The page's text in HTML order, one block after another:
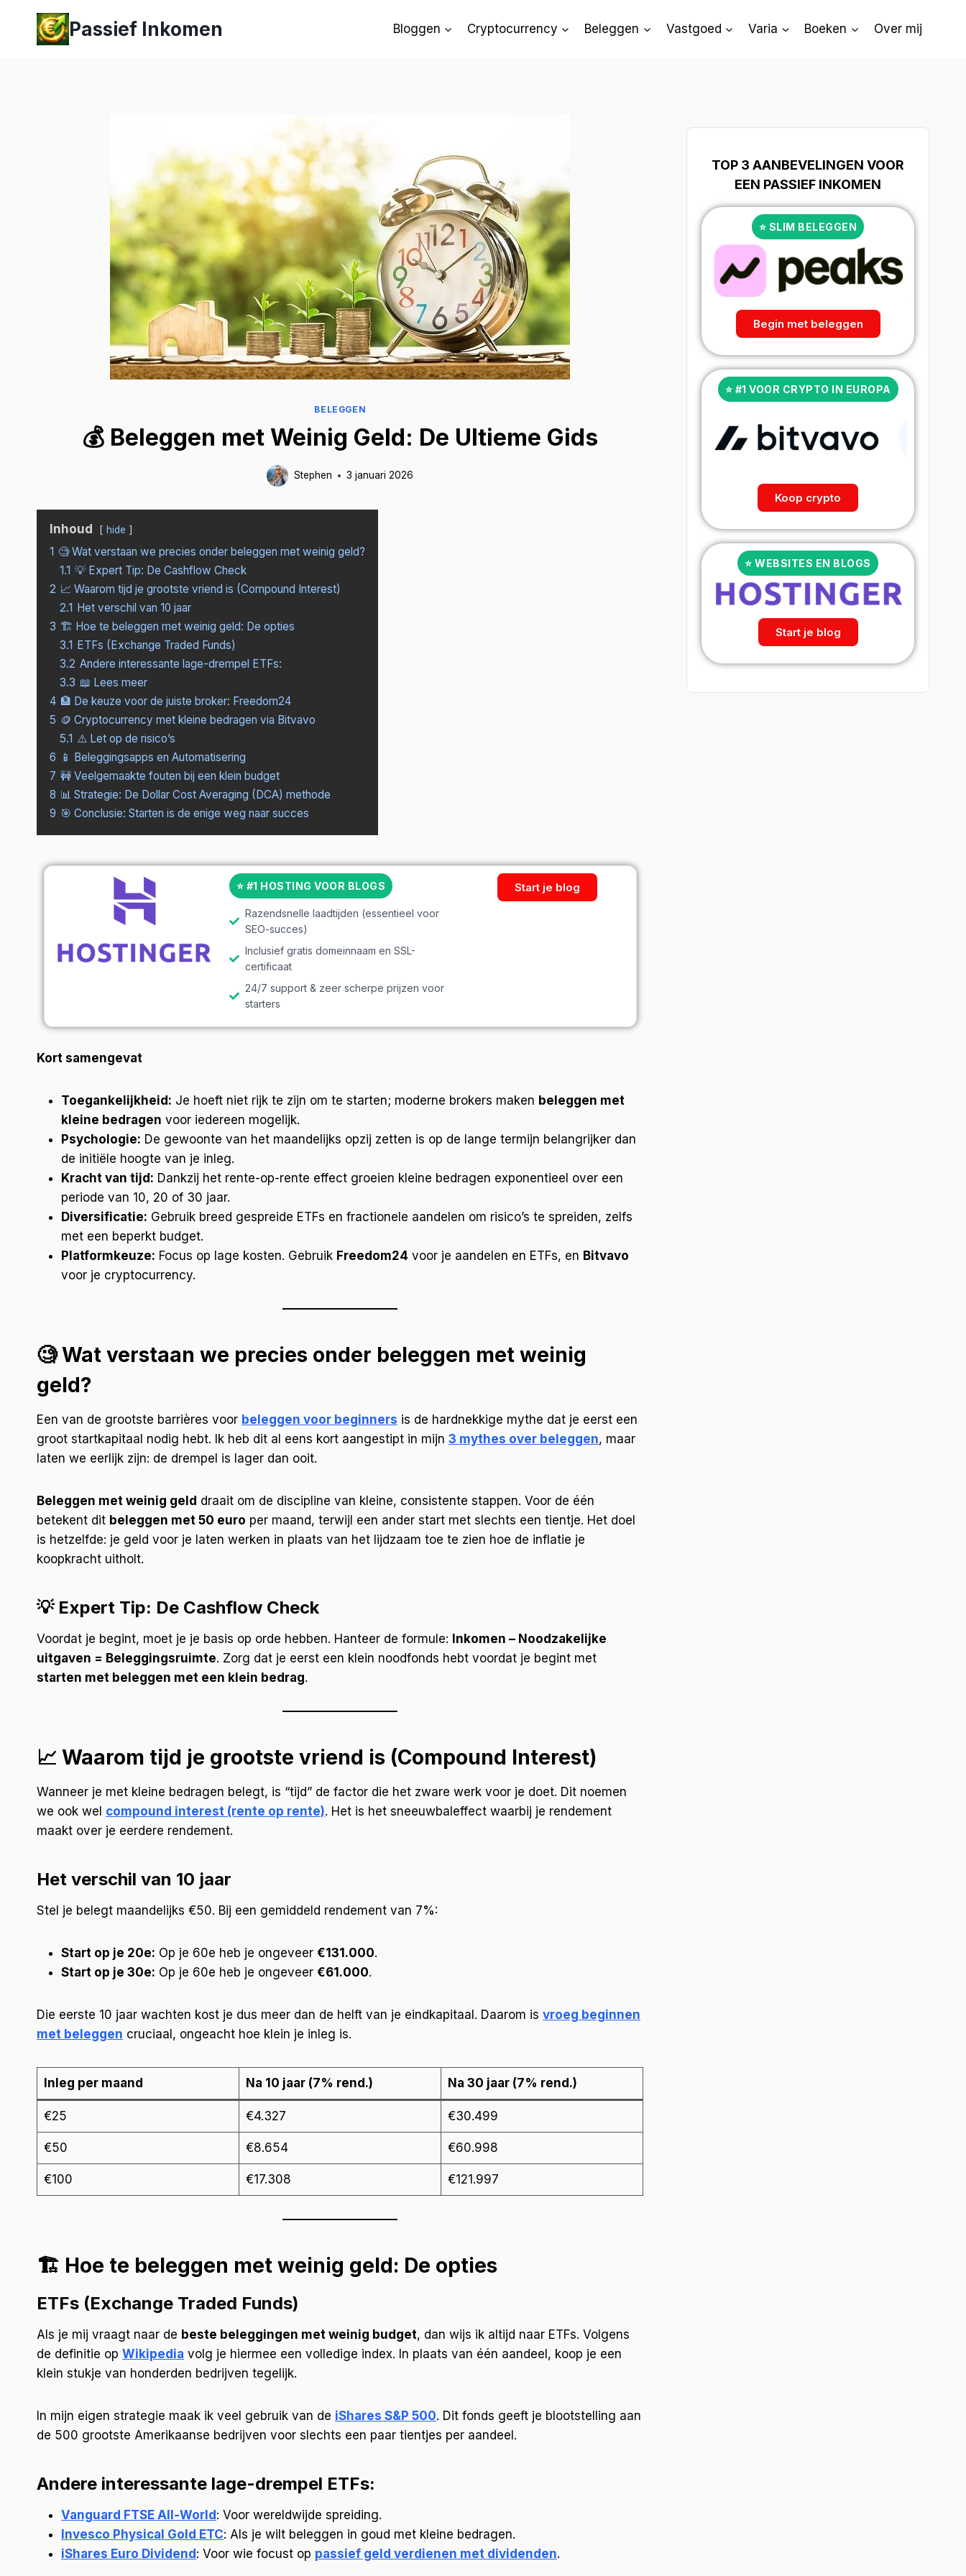
Passief Inkomen Bloggen Cryptocurrency Beleggen Vastgoed Varia Boeken Over mij
BELEGGEN
💰 Beleggen met Weinig Geld: De Ultieme Gids
Stephen 3 januari 2026
Inhoud hide
1 🧐 Wat verstaan we precies onder beleggen met weinig geld?
1.1 💡 Expert Tip: De Cashflow Check
2 📈 Waarom tijd je grootste vriend is (Compound Interest)
2.1 Het verschil van 10 jaar
3 🏗️ Hoe te beleggen met weinig geld: De opties
3.1 ETFs (Exchange Traded Funds)
3.2 Andere interessante lage-drempel ETFs:
3.3 📖 Lees meer
4 🏦 De keuze voor de juiste broker: Freedom24
5 🪙 Cryptocurrency met kleine bedragen via Bitvavo
5.1 ⚠️ Let op de risico’s
6 📱 Beleggingsapps en Automatisering
7 🚧 Veelgemaakte fouten bij een klein budget
8 📊 Strategie: De Dollar Cost Averaging (DCA) methode
9 🎯 Conclusie: Starten is de enige weg naar succes
⭐ #1 HOSTING VOOR BLOGS
Razendsnelle laadtijden (essentieel voor
SEO-succes)
Inclusief gratis domeinnaam en SSL-
certificaat
24/7 support & zeer scherpe prijzen voor
starters
Start je blog
Kort samengevat
Toegankelijkheid: Je hoeft niet rijk te zijn om te starten; moderne brokers maken beleggen met
kleine bedragen voor iedereen mogelijk.
Psychologie: De gewoonte van het maandelijks opzij zetten is op de lange termijn belangrijker dan
de initiële hoogte van je inleg.
Kracht van tijd: Dankzij het rente-op-rente effect groeien kleine bedragen exponentieel over een
periode van 10, 20 of 30 jaar.
Diversificatie: Gebruik breed gespreide ETFs en fractionele aandelen om risico’s te spreiden, zelfs
met een beperkt budget.
Platformkeuze: Focus op lage kosten. Gebruik Freedom24 voor je aandelen en ETFs, en Bitvavo
voor je cryptocurrency.
🧐 Wat verstaan we precies onder beleggen met weinig
geld?
Een van de grootste barrières voor beleggen voor beginners is de hardnekkige mythe dat je eerst een
groot startkapitaal nodig hebt. Ik heb dit al eens kort aangestipt in mijn 3 mythes over beleggen, maar
laten we eerlijk zijn: de drempel is lager dan ooit.
Beleggen met weinig geld draait om de discipline van kleine, consistente stappen. Voor de één
betekent dit beleggen met 50 euro per maand, terwijl een ander start met slechts een tientje. Het doel
is hetzelfde: je geld voor je laten werken in plaats van het lijdzaam toe te zien hoe de inflatie je
koopkracht uitholt.
💡 Expert Tip: De Cashflow Check
Voordat je begint, moet je je basis op orde hebben. Hanteer de formule: Inkomen – Noodzakelijke
uitgaven = Beleggingsruimte. Zorg dat je eerst een klein noodfonds hebt voordat je begint met
starten met beleggen met een klein bedrag.
📈 Waarom tijd je grootste vriend is (Compound Interest)
Wanneer je met kleine bedragen belegt, is “tijd” de factor die het zware werk voor je doet. Dit noemen
we ook wel compound interest (rente op rente). Het is het sneeuwbaleffect waarbij je rendement
maakt over je eerdere rendement.
Het verschil van 10 jaar
Stel je belegt maandelijks €50. Bij een gemiddeld rendement van 7%:
Start op je 20e: Op je 60e heb je ongeveer €131.000.
Start op je 30e: Op je 60e heb je ongeveer €61.000.
Die eerste 10 jaar wachten kost je dus meer dan de helft van je eindkapitaal. Daarom is vroeg beginnen
met beleggen cruciaal, ongeacht hoe klein je inleg is.
Inleg per maand Na 10 jaar (7% rend.) Na 30 jaar (7% rend.)
€25 €4.327 €30.499
€50 €8.654 €60.998
€100 €17.308 €121.997
🏗️ Hoe te beleggen met weinig geld: De opties
ETFs (Exchange Traded Funds)
Als je mij vraagt naar de beste beleggingen met weinig budget, dan wijs ik altijd naar ETFs. Volgens
de definitie op Wikipedia volg je hiermee een volledige index. In plaats van één aandeel, koop je een
klein stukje van honderden bedrijven tegelijk.
In mijn eigen strategie maak ik veel gebruik van de iShares S&P 500. Dit fonds geeft je blootstelling aan
de 500 grootste Amerikaanse bedrijven voor slechts een paar tientjes per aandeel.
Andere interessante lage-drempel ETFs:
Vanguard FTSE All-World: Voor wereldwijde spreiding.
Invesco Physical Gold ETC: Als je wilt beleggen in goud met kleine bedragen.
iShares Euro Dividend: Voor wie focust op passief geld verdienen met dividenden.
TOP 3 AANBEVELINGEN VOOR
EEN PASSIEF INKOMEN
⭐ SLIM BELEGGEN
Begin met beleggen
⭐ #1 VOOR CRYPTO IN EUROPA
Koop crypto
⭐ WEBSITES EN BLOGS
Start je blog